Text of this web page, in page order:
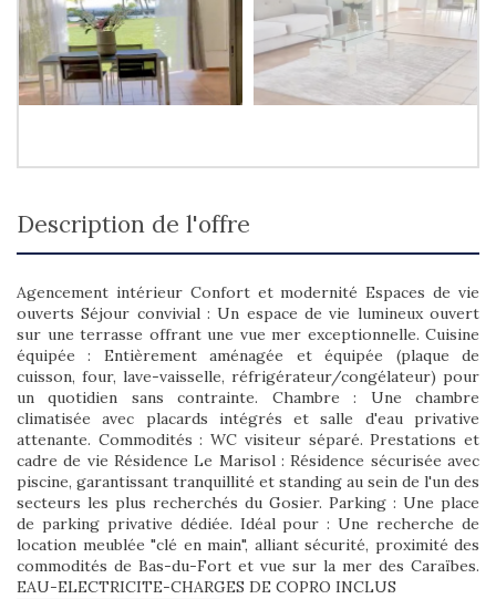
description de l'offre
Agencement intérieur Confort et modernité Espaces de vie
ouverts Séjour convivial : Un espace de vie lumineux ouvert
sur une terrasse offrant une vue mer exceptionnelle. Cuisine
équipée : Entièrement aménagée et équipée (plaque de
cuisson, four, lave-vaisselle, réfrigérateur/congélateur) pour
un quotidien sans contrainte. Chambre : Une chambre
climatisée avec placards intégrés et salle d'eau privative
attenante. Commodités : WC visiteur séparé. Prestations et
cadre de vie Résidence Le Marisol : Résidence sécurisée avec
piscine, garantissant tranquillité et standing au sein de l'un des
secteurs les plus recherchés du Gosier. Parking : Une place
de parking privative dédiée. Idéal pour : Une recherche de
location meublée "clé en main", alliant sécurité, proximité des
commodités de Bas-du-Fort et vue sur la mer des Caraïbes.
EAU-ELECTRICITE-CHARGES DE COPRO INCLUS